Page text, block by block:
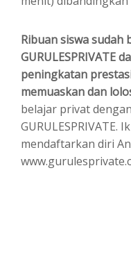
Ribuan siswa sudah
GURULESPRIVATE
peningkatan
memuaskan dan
belajar privat
GURULESPRIVATE.
mendaftarkan diri